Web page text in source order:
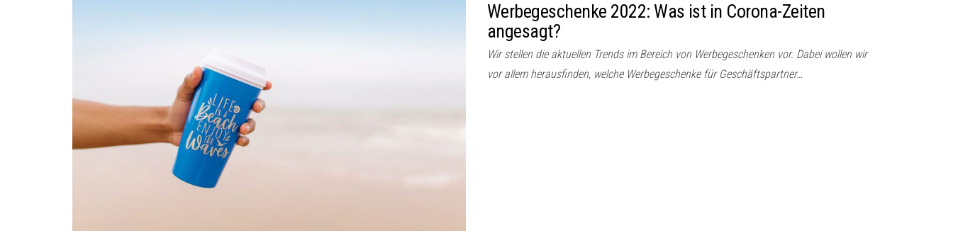
Werbegeschenke 2022: Was ist in Corona-Zeiten
angesagt?
Wir stellen die aktuellen Trends im Bereich von Werbegeschenken vor. Dabei wollen wir
vor allem herausfinden, welche Werbegeschenke für Geschäftspartner…